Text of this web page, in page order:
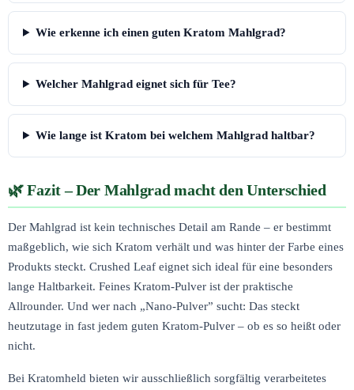
Wie erkenne ich einen guten Kratom Mahlgrad?
Welcher Mahlgrad eignet sich für Tee?
Wie lange ist Kratom bei welchem Mahlgrad haltbar?
Fazit – Der Mahlgrad macht den Unterschied
Der Mahlgrad ist kein technisches Detail am Rande – er bestimmt
maßgeblich, wie sich Kratom verhält und was hinter der Farbe eines
Produkts steckt. Crushed Leaf eignet sich ideal für eine besonders
lange Haltbarkeit. Feines Kratom-Pulver ist der praktische
Allrounder. Und wer nach „Nano-Pulver” sucht: Das steckt
heutzutage in fast jedem guten Kratom-Pulver – ob es so heißt oder
nicht.
Bei Kratomheld bieten wir ausschließlich sorgfältig verarbeitetes